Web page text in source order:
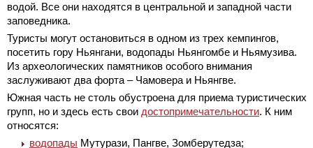
водой. Все они находятся в центральной и западной части
заповедника.
Туристы могут остановиться в одном из трех кемпингов,
посетить гору Ньянгани, водопады Ньянгомбе и Ньямузива.
Из археологических памятников особого внимания
заслуживают два форта – Чамовера и Ньянгве.
Южная часть не столь обустроена для приема туристических
групп, но и здесь есть свои достопримечательности. К ним
относятся:
водопады Мутурази, Пангве, Зомберутедза;